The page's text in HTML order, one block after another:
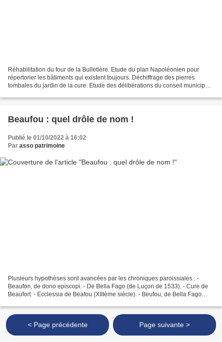
Réhabilitation du four de la Bulletière. Etude du plan Napoléonien pour
répertorier les bâtiments qui existent toujours. Déchiffrage des pierres
tombales du jardin de la cure. Etude des délibérations du conseil municipal.
Beaufou : quel drôle de nom !
Publié le 01/10/2022 à 16:02
Par asso patrimoine
Plusieurs hypothèses sont avancées par les chroniques paroissiales : -
Beaufon, de dono episcopi. - De Bella Fago (de Luçon de 1533). - Cure de
Beaufort. - Ecclessia de Beafou (XIIIème siècle). - Beufou, de Bella Fago
< Page précédente Page suivante >